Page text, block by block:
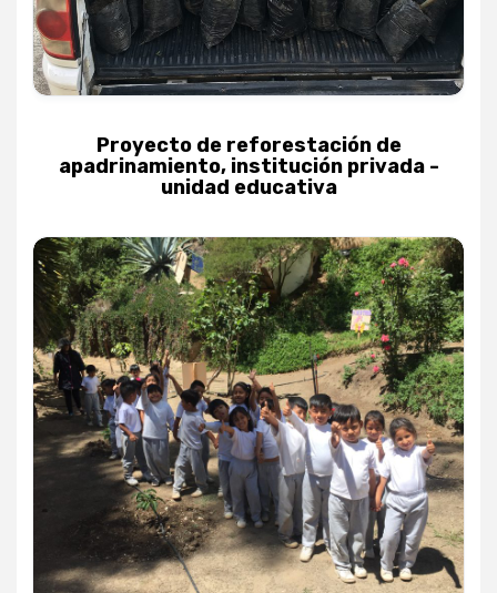
Proyecto de reforestación de
apadrinamiento, institución privada -
unidad educativa